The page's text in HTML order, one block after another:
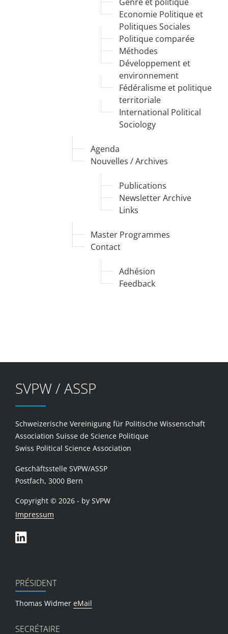
Economie Politique et
Politiques Sociales
Politique comparée
Méthodes
Développement et
environnement
Fédéralisme et politique
territoriale
International Political
Sociology
Agenda
Nouvelles / Archives
Publications
Newsletter Archive
Links
Master Programmes
Contact
Adhésion
Feedback
SVPW / ASSP
Schweizerische Vereinigung für Politische Wissenschaft
Association Suisse de Science Politique
Swiss Political Science Association
Geschäftsstelle SVPW/ASSP
Postfach, 3000 Bern
Copyright © 2026 - by SVPW
Impressum
PRÉSIDENT
Thomas Widmer eMail
SECRÉTAIRE